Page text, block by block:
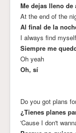
Me dejas lleno
At the end of the
Al final de la
I always find
Siempre me
Oh yeah
Oh, sí
Do you got plans
¿Tienes planes
'Cause I don't